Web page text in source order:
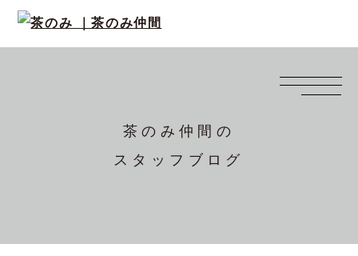
茶のみ仲間の
スタッフブログ